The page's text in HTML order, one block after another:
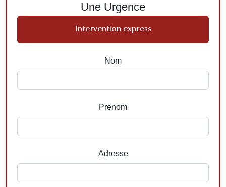
Une Urgence
Intervention express
Nom
Prenom
Adresse